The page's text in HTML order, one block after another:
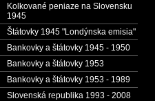
Kolkované peniaze na Slovensku
1945
Štátovky 1945 "Londýnska emisia"
Bankovky a štátovky 1945 - 1950
Bankovky a štátovky 1953
Bankovky a štátovky 1953 - 1989
Slovenská republika 1993 - 2008